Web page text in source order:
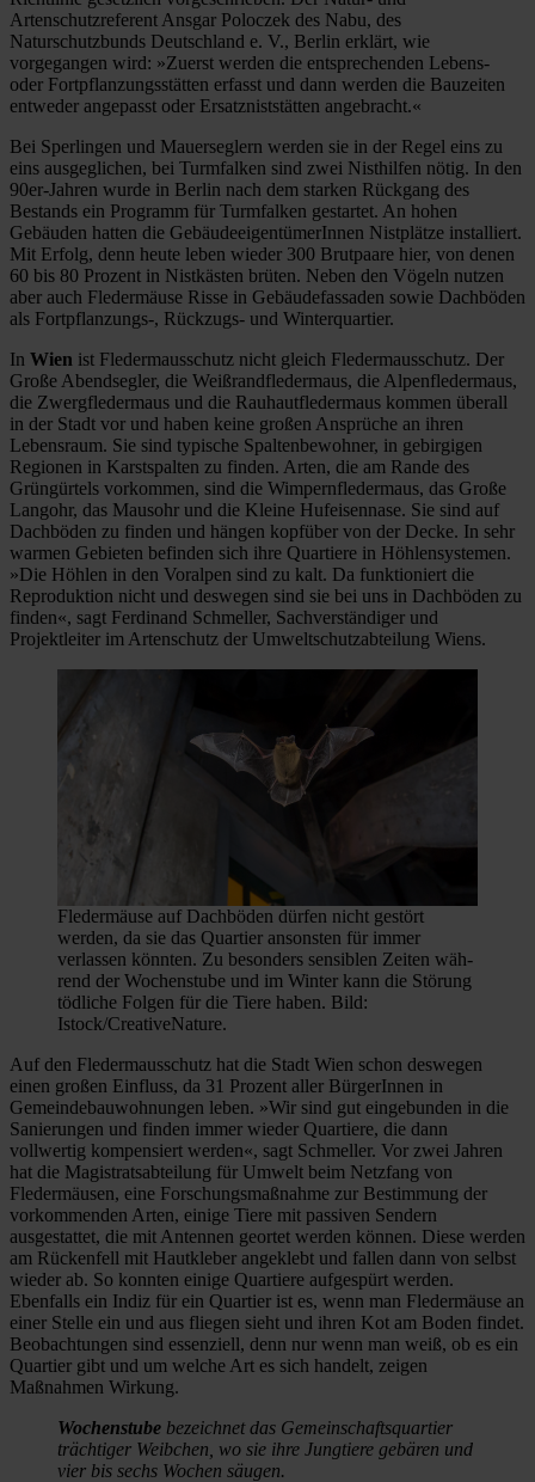
Artenschutzreferent Ansgar Poloczek des Nabu, des
Naturschutzbunds Deutschland e. V., Berlin erklärt, wie
vorgegangen wird: »Zuerst werden die entsprechenden Lebens-
oder Fortpflanzungsstätten erfasst und dann werden die Bauzeiten
entweder angepasst oder Ersatzniststätten angebracht.«
Bei Sperlingen und Mauerseglern werden sie in der Regel eins zu
eins ausgeglichen, bei Turmfalken sind zwei Nisthilfen nötig. In den
90er-Jahren wurde in Berlin nach dem starken Rückgang des
Bestands ein Programm für Turmfalken gestartet. An hohen
Gebäuden hatten die GebäudeeigentümerInnen Nistplätze installiert.
Mit Erfolg, denn heute leben wieder 300 Brutpaare hier, von denen
60 bis 80 Prozent in Nistkästen brüten. Neben den Vögeln nutzen
aber auch Fledermäuse Risse in Gebäudefassaden sowie Dachböden
als Fortpflanzungs-, Rückzugs- und Winterquartier.
In Wien ist Fledermausschutz nicht gleich Fledermausschutz. Der
Große Abendsegler, die Weißrandfledermaus, die Alpenfledermaus,
die Zwergfledermaus und die Rauhautfledermaus kommen überall
in der Stadt vor und haben keine großen Ansprüche an ihren
Lebensraum. Sie sind typische Spaltenbewohner, in gebirgigen
Regionen in Karstspalten zu finden. Arten, die am Rande des
Grüngürtels vorkommen, sind die Wimpernfledermaus, das Große
Langohr, das Mausohr und die Kleine Hufeisennase. Sie sind auf
Dachböden zu finden und hängen kopfüber von der Decke. In sehr
warmen Gebieten befinden sich ihre Quartiere in Höhlensystemen.
»Die Höhlen in den Voralpen sind zu kalt. Da funktioniert die
Reproduktion nicht und deswegen sind sie bei uns in Dachböden zu
finden«, sagt Ferdinand Schmeller, Sachverständiger und
Projektleiter im Artenschutz der Umweltschutzabteilung Wiens.
Fledermäuse auf Dachböden dürfen nicht gestört
werden, da sie das Quartier ansonsten für immer
verlassen könnten. Zu besonders sensiblen Zeiten wäh-
rend der Wochenstube und im Winter kann die Störung
tödliche Folgen für die Tiere haben. Bild:
Istock/CreativeNature.
Auf den Fledermausschutz hat die Stadt Wien schon deswegen
einen großen Einfluss, da 31 Prozent aller BürgerInnen in
Gemeindebauwohnungen leben. »Wir sind gut eingebunden in die
Sanierungen und finden immer wieder Quartiere, die dann
vollwertig kompensiert werden«, sagt Schmeller. Vor zwei Jahren
hat die Magistratsabteilung für Umwelt beim Netzfang von
Fledermäusen, eine Forschungsmaßnahme zur Bestimmung der
vorkommenden Arten, einige Tiere mit passiven Sendern
ausgestattet, die mit Antennen geortet werden können. Diese werden
am Rückenfell mit Hautkleber angeklebt und fallen dann von selbst
wieder ab. So konnten einige Quartiere aufgespürt werden.
Ebenfalls ein Indiz für ein Quartier ist es, wenn man Fledermäuse an
einer Stelle ein und aus fliegen sieht und ihren Kot am Boden findet.
Beobachtungen sind essenziell, denn nur wenn man weiß, ob es ein
Quartier gibt und um welche Art es sich handelt, zeigen
Maßnahmen Wirkung.
Wochenstube bezeichnet das Gemeinschaftsquartier
trächtiger Weibchen, wo sie ihre Jungtiere gebären und
vier bis sechs Wochen säugen.